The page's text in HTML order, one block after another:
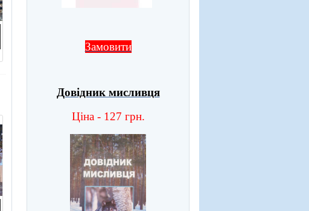
Замовити
Довідник мисливця
Ціна - 127 грн.